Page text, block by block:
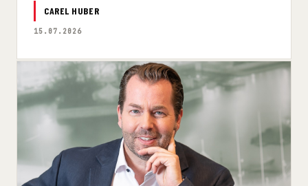
CAREL HUBER
15.07.2026